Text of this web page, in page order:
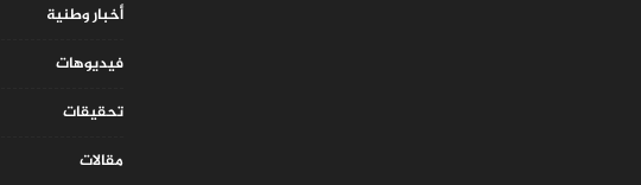
أخبار وطنية
فيديوهات
تحقيقات
مقالات